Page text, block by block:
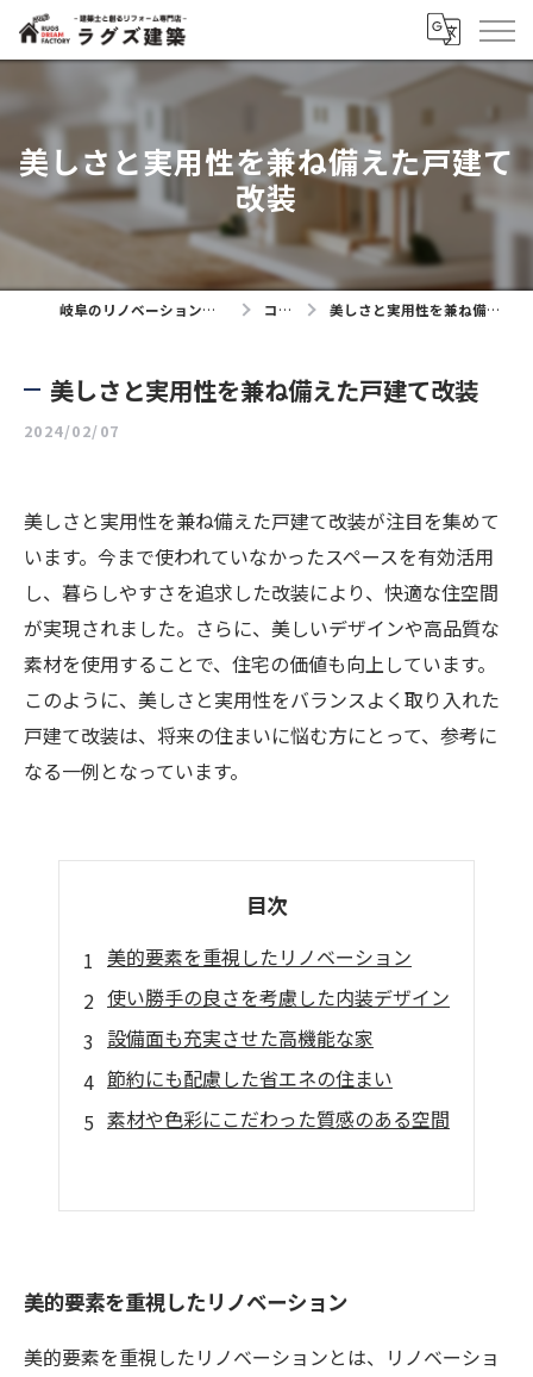
美しさと実用性を兼ね備えた戸建て
改装
岐阜のリノベーションならラグズ建築 コラム 美しさと実用性を兼ね備えた戸建て改装
美しさと実用性を兼ね備えた戸建て改装
2024/02/07
美しさと実用性を兼ね備えた戸建て改装が注目を集めて
います。今まで使われていなかったスペースを有効活用
し、暮らしやすさを追求した改装により、快適な住空間
が実現されました。さらに、美しいデザインや高品質な
素材を使用することで、住宅の価値も向上しています。
このように、美しさと実用性をバランスよく取り入れた
戸建て改装は、将来の住まいに悩む方にとって、参考に
なる一例となっています。
目次
美的要素を重視したリノベーション
使い勝手の良さを考慮した内装デザイン
設備面も充実させた高機能な家
節約にも配慮した省エネの住まい
素材や色彩にこだわった質感のある空間
美的要素を重視したリノベーション
美的要素を重視したリノベーションとは、リノベーショ